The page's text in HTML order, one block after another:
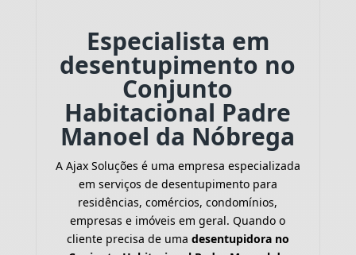
Especialista em
desentupimento no
Conjunto
Habitacional Padre
Manoel da Nóbrega
A Ajax Soluções é uma empresa especializada
em serviços de desentupimento para
residências, comércios, condomínios,
empresas e imóveis em geral. Quando o
cliente precisa de uma desentupidora no